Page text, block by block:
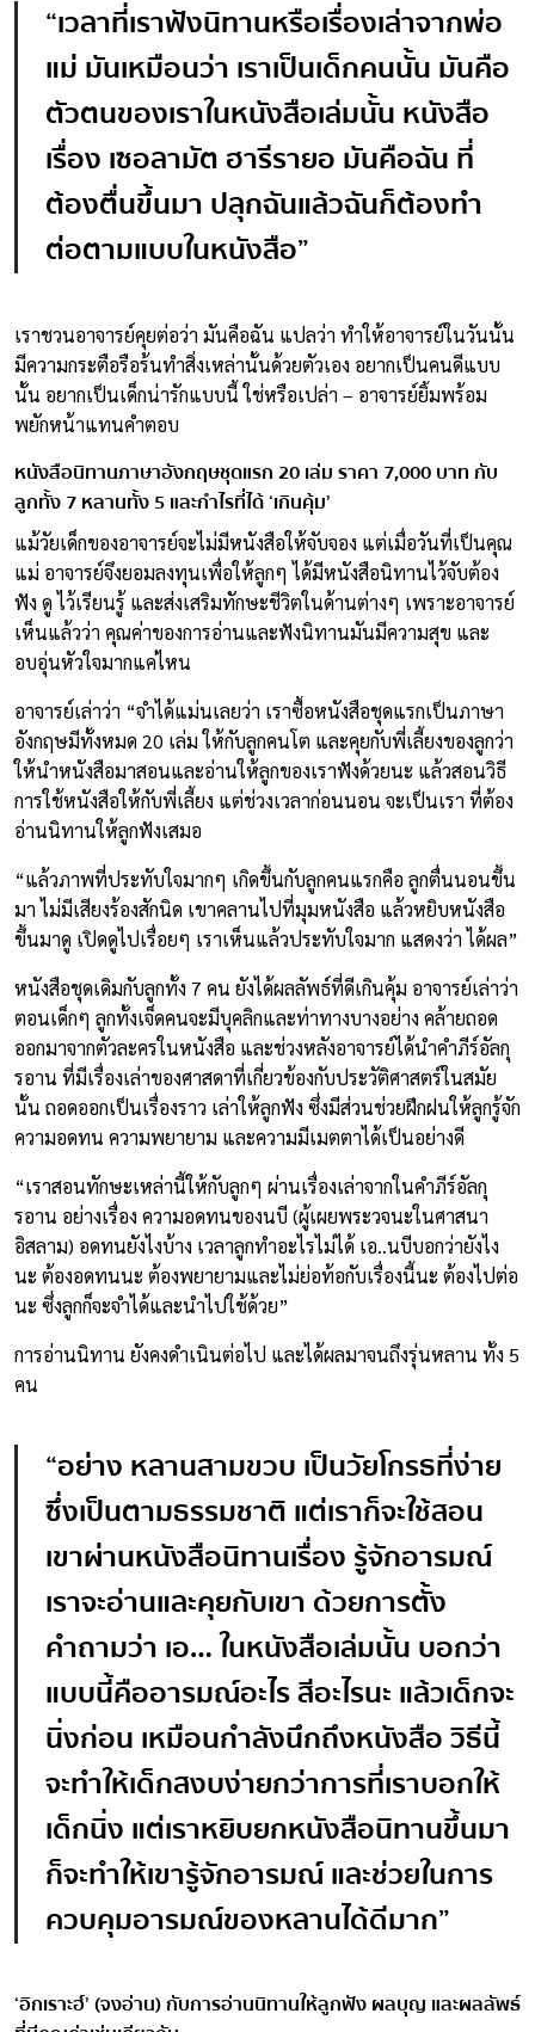
“เวลาที่เราฟังนิทานหรือเรื่องเล่าจากพ่อ
แม่ มันเหมือนว่า เราเป็นเด็กคนนั้น มันคือ
ตัวตนของเราในหนังสือเล่มนั้น หนังสือ
เรื่อง เซอลามัต ฮารีรายอ มันคือฉัน ที่
ต้องตื่นขึ้นมา ปลุกฉันแล้วฉันก็ต้องทำ
ต่อตามแบบในหนังสือ”
เราชวนอาจารย์คุยต่อว่า มันคือฉัน แปลว่า ทำให้อาจารย์ในวันนั้น
มีความกระตือรือร้นทำสิ่งเหล่านั้นด้วยตัวเอง อยากเป็นคนดีแบบ
นั้น อยากเป็นเด็กน่ารักแบบนี้ ใช่หรือเปล่า – อาจารย์ยิ้มพร้อม
พยักหน้าแทนคำตอบ
หนังสือนิทานภาษาอังกฤษชุดแรก 20 เล่ม ราคา 7,000 บาท กับ
ลูกทั้ง 7 หลานทั้ง 5 และกำไรที่ได้ ‘เกินคุ้ม’
แม้วัยเด็กของอาจารย์จะไม่มีหนังสือให้จับจอง แต่เมื่อวันที่เป็นคุณ
แม่ อาจารย์จึงยอมลงทุนเพื่อให้ลูกๆ ได้มีหนังสือนิทานไว้จับต้อง
ฟัง ดู ไว้เรียนรู้ และส่งเสริมทักษะชีวิตในด้านต่างๆ เพราะอาจารย์
เห็นแล้วว่า คุณค่าของการอ่านและฟังนิทานมันมีความสุข และ
อบอุ่นหัวใจมากแค่ไหน
อาจารย์เล่าว่า “จำได้แม่นเลยว่า เราซื้อหนังสือชุดแรกเป็นภาษา
อังกฤษมีทั้งหมด 20 เล่ม ให้กับลูกคนโต และคุยกับพี่เลี้ยงของลูกว่า
ให้นำหนังสือมาสอนและอ่านให้ลูกของเราฟังด้วยนะ แล้วสอนวิธี
การใช้หนังสือให้กับพี่เลี้ยง แต่ช่วงเวลาก่อนนอน จะเป็นเรา ที่ต้อง
อ่านนิทานให้ลูกฟังเสมอ
“แล้วภาพที่ประทับใจมากๆ เกิดขึ้นกับลูกคนแรกคือ ลูกตื่นนอนขึ้น
มา ไม่มีเสียงร้องสักนิด เขาคลานไปที่มุมหนังสือ แล้วหยิบหนังสือ
ขึ้นมาดู เปิดดูไปเรื่อยๆ เราเห็นแล้วประทับใจมาก แสดงว่า ได้ผล”
หนังสือชุดเดิมกับลูกทั้ง 7 คน ยังได้ผลลัพธ์ที่ดีเกินคุ้ม อาจารย์เล่าว่า
ตอนเด็กๆ ลูกทั้งเจ็ดคนจะมีบุคลิกและท่าทางบางอย่าง คล้ายถอด
ออกมาจากตัวละครในหนังสือ และช่วงหลังอาจารย์ได้นำคำภีร์อัลกุ
รอาน ที่มีเรื่องเล่าของศาสดาที่เกี่ยวข้องกับประวัติศาสตร์ในสมัย
นั้น ถอดออกเป็นเรื่องราว เล่าให้ลูกฟัง ซึ่งมีส่วนช่วยฝึกฝนให้ลูกรู้จัก
ความอดทน ความพยายาม และความมีเมตตาได้เป็นอย่างดี
“เราสอนทักษะเหล่านี้ให้กับลูกๆ ผ่านเรื่องเล่าจากในคำภีร์อัลกุ
รอาน อย่างเรื่อง ความอดทนของนบี (ผู้เผยพระวจนะในศาสนา
อิสลาม) อดทนยังไงบ้าง เวลาลูกทำอะไรไม่ได้ เอ..นบีบอกว่ายังไง
นะ ต้องอดทนนะ ต้องพยายามและไม่ย่อท้อกับเรื่องนี้นะ ต้องไปต่อ
นะ ซึ่งลูกก็จะจำได้และนำไปใช้ด้วย”
การอ่านนิทาน ยังคงดำเนินต่อไป และได้ผลมาจนถึงรุ่นหลาน ทั้ง 5
คน
“อย่าง หลานสามขวบ เป็นวัยโกรธที่ง่าย
ซึ่งเป็นตามธรรมชาติ แต่เราก็จะใช้สอน
เขาผ่านหนังสือนิทานเรื่อง รู้จักอารมณ์
เราจะอ่านและคุยกับเขา ด้วยการตั้ง
คำถามว่า เอ… ในหนังสือเล่มนั้น บอกว่า
แบบนี้คืออารมณ์อะไร สีอะไรนะ แล้วเด็กจะ
นิ่งก่อน เหมือนกำลังนึกถึงหนังสือ วิธีนี้
จะทำให้เด็กสงบง่ายกว่าการที่เราบอกให้
เด็กนิ่ง แต่เราหยิบยกหนังสือนิทานขึ้นมา
ก็จะทำให้เขารู้จักอารมณ์ และช่วยในการ
ควบคุมอารมณ์ของหลานได้ดีมาก”
‘อิกเราะฮ์’ (จงอ่าน) กับการอ่านนิทานให้ลูกฟัง ผลบุญ และผลลัพธ์